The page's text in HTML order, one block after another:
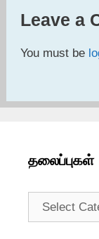
Leave a
You must be
தலைப்புகள்
தலைப்புகள்